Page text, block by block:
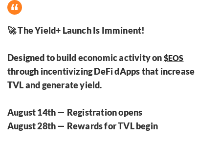
🚀 The Yield+ Launch Is Imminent!
Designed to build economic activity on $EOS
through incentivizing DeFi dApps that increase
TVL and generate yield.
August 14th — Registration opens
August 28th — Rewards for TVL begin